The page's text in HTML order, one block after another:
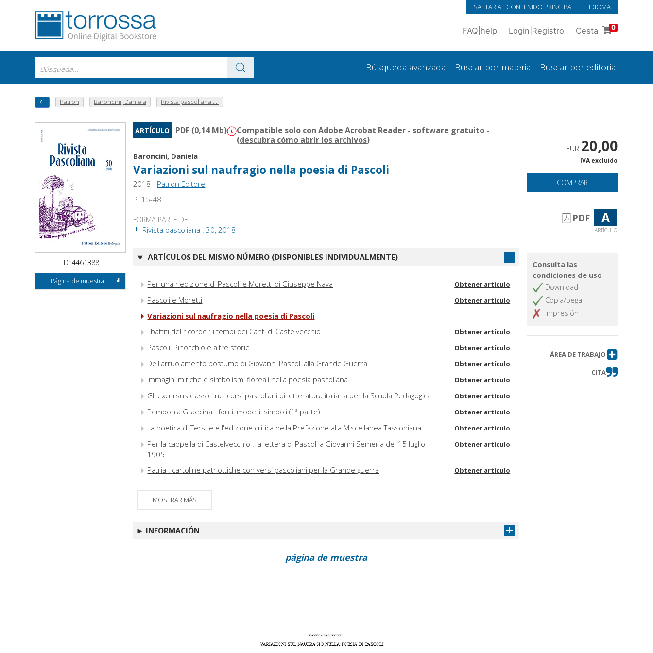
SALTAR AL CONTENIDO PRINCIPAL IDIOMA
FAQ help Login Registro Cesta 0
Búsqueda avanzada | Buscar por materia | Buscar por editorial
Patron Baroncini, Daniela Rivista pascoliana :...
ID: 4461388
Página de muestra
ARTÍCULO PDF (0,14 Mb)
Compatible solo con Adobe Acrobat Reader - software gratuito -
(descubra cómo abrir los archivos)
Baroncini, Daniela
Variazioni sul naufragio nella poesia di Pascoli
2018 - Pàtron Editore
P. 15-48
FORMA PARTE DE
Rivista pascoliana : 30, 2018
ARTÍCULOS DEL MISMO NÚMERO (DISPONIBLES INDIVIDUALMENTE)
Per una riedizione di Pascoli e Moretti di Giuseppe Nava Obtener artículo
Pascoli e Moretti Obtener artículo
Variazioni sul naufragio nella poesia di Pascoli
I battiti del ricordo : i tempi dei Canti di Castelvecchio
Obtener artículo
Pascoli, Pinocchio e altre storie Obtener artículo
Dell'arruolamento postumo di Giovanni Pascoli alla Grande Guerra Obtener artículo
Immagini mitiche e simbolismi floreali nella poesia pascoliana Obtener artículo
Gli excursus classici nei corsi pascoliani di letteratura italiana per la Scuola Pedagogica Obtener artículo
Pomponia Graecina : fonti, modelli, simboli (1ª parte) Obtener artículo
La poetica di Tersite e l'edizione critica della Prefazione alla Miscellanea Tassoniana Obtener artículo
Per la cappella di Castelvecchio : la lettera di Pascoli a Giovanni Semeria del 15 luglio
1905
Obtener artículo
Patria : cartoline patriottiche con versi pascoliani per la Grande guerra Obtener artículo
MOSTRAR MÁS
INFORMACIÓN
EUR 20,00
IVA excluido
COMPRAR
PDF A
ARTÍCULO
Consulta las
condiciones de uso
Download
Copia/pega
Impresión
ÁREA DE TRABAJO
CITA
página de muestra